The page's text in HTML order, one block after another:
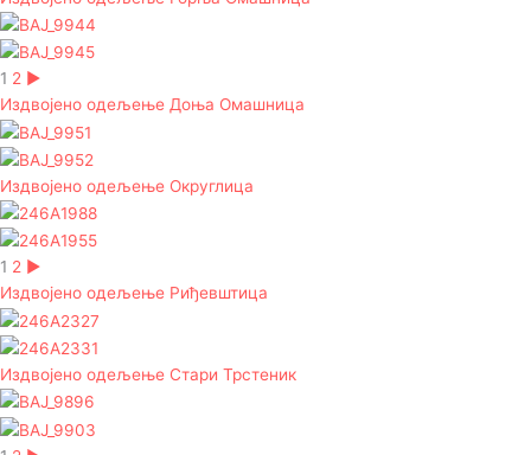
1 2 ►
Издвојено одељење Доња Омашница
Издвојено одељење Округлица
1 2 ►
Издвојено одељење Риђевштица
Издвојено одељење Стари Трстеник